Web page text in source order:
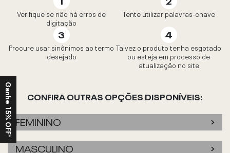
Verifique se não há erros de
digitação
Tente utilizar palavras-chave
Procure usar sinônimos ao termo
desejado
Talvez o produto tenha esgotado
ou esteja em processo de
atualização no site
CONFIRA OUTRAS OPÇÕES DISPONÍVEIS:
FEMININO
MASCULINO
Ganhe 15% OFF*